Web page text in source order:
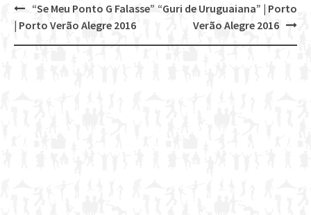
Post
navigation
“Guri de Uruguaiana” | Porto
Verão Alegre 2016
“Se Meu Ponto G Falasse”
| Porto Verão Alegre 2016